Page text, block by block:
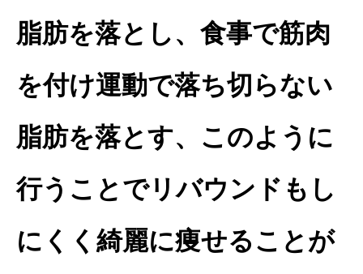
脂肪を落とし、食事で筋肉
を付け運動で落ち切らない
脂肪を落とす、このように
行うことでリバウンドもし
にくく綺麗に痩せることが